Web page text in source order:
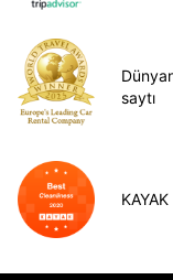
saytı